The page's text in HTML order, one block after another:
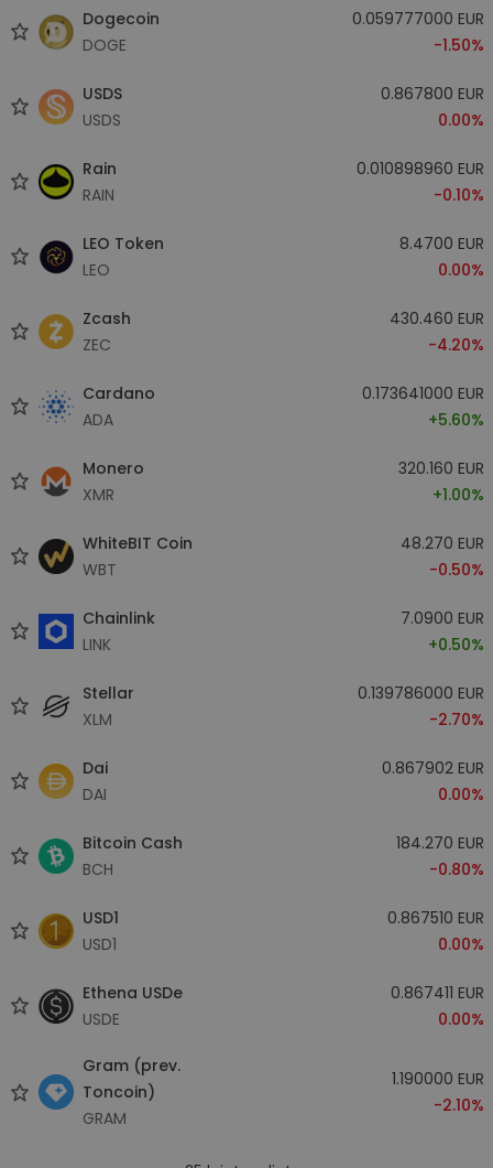
Dogecoin
DOGE
0.059777000 EUR
-1.50%
USDS
USDS
0.867800 EUR
0.00%
Rain
RAIN
0.010898960 EUR
-0.10%
LEO Token
LEO
8.4700 EUR
0.00%
Zcash
ZEC
430.460 EUR
-4.20%
Cardano
ADA
0.173641000 EUR
+5.60%
Monero
XMR
320.160 EUR
+1.00%
WhiteBIT Coin
WBT
48.270 EUR
-0.50%
Chainlink
LINK
7.0900 EUR
+0.50%
Stellar
XLM
0.139786000 EUR
-2.70%
Dai
DAI
0.867902 EUR
0.00%
Bitcoin Cash
BCH
184.270 EUR
-0.80%
USD1
USD1
0.867510 EUR
0.00%
Ethena USDe
USDE
0.867411 EUR
0.00%
Gram (prev.
Toncoin)
GRAM
1.190000 EUR
-2.10%